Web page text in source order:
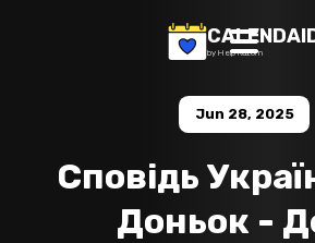
by Help Razom
Jun 28, 2025
Сповідь
Доньок -